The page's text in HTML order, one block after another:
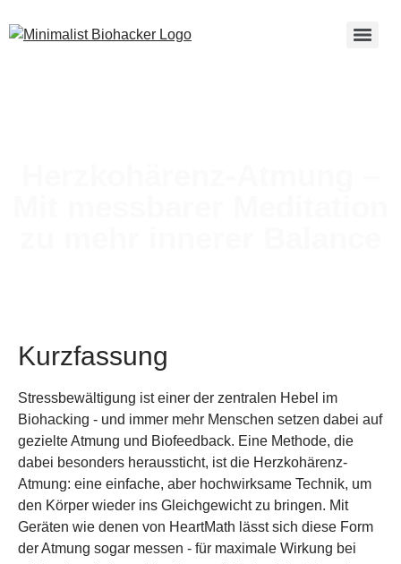
Kurzfassung
Stressbewältigung ist einer der zentralen Hebel im
Biohacking - und immer mehr Menschen setzen dabei auf
gezielte Atmung und Biofeedback. Eine Methode, die
dabei besonders heraussticht, ist die Herzkohärenz-
Atmung: eine einfache, aber hochwirksame Technik, um
den Körper wieder ins Gleichgewicht zu bringen. Mit
Geräten wie denen von HeartMath lässt sich diese Form
der Atmung sogar messen - für maximale Wirkung bei